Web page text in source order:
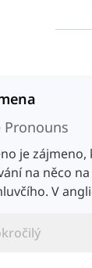
je
na něco
V